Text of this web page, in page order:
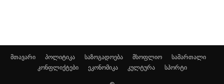
მთავარი პოლიტიკა საზოგადოება მსოფლიო
სამართალი
კონფლიქტები
ეკონომიკა კულტურა სპორტი